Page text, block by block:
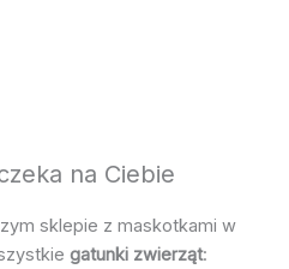
na Ciebie
sklepie z maskotkami w
gatunki zwierząt: